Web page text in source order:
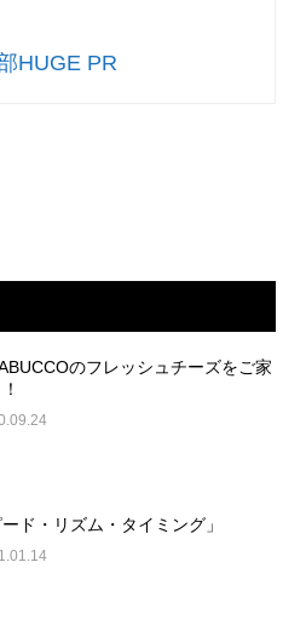
HUGE PR
のフレッシュチーズをご家
ード・リズム・タイミング」